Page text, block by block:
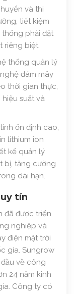
và thi
tiết kiệm
phải đặt
riêng biệt.
thống quản lý
đám mây
thời gian thực,
suất và
ổn định cao,
lithium ion
kế quản lý
bị, tăng cường
dài hạn.
tín
đã được triển
nghiệp và
điện mặt trời
gia. Sungrow
về công
24 năm kinh
Công ty có